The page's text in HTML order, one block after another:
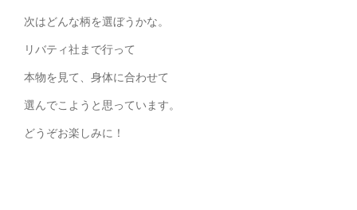
次はどんな柄を選ぼうかな。
リバティ社まで行って
本物を見て、身体に合わせて
選んでこようと思っています。
どうぞお楽しみに！